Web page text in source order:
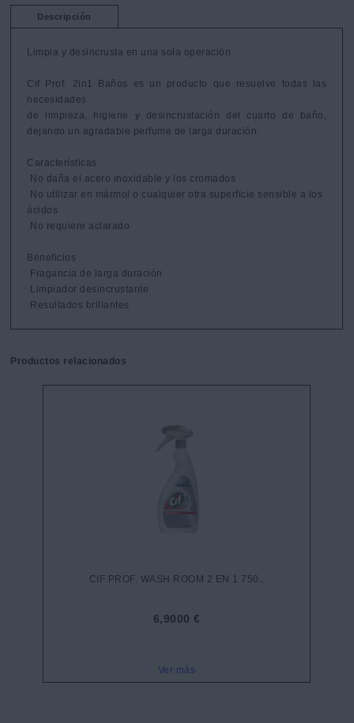
Descripción
Limpia y desincrusta en una sola operación.
Cif Prof. 2in1 Baños es un producto que resuelve todas las
necesidades
de limpieza, higiene y desincrustación del cuarto de baño,
dejando un agradable perfume de larga duración.
Características
 No daña el acero inoxidable y los cromados
 No utilizar en mármol o cualquier otra superficie sensible a los
ácidos
 No requiere aclarado
Beneficios
 Fragancia de larga duración
 Limpiador desincrustante
 Resultados brillantes
Productos relacionados
CIF PROF. WASH ROOM 2 EN 1 750..
6,9000 €
Ver más